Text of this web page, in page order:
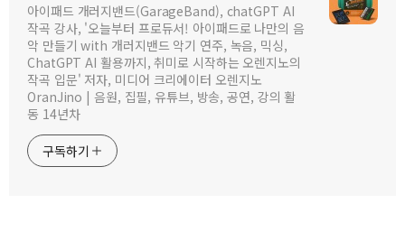
아이패드 개러지밴드(GarageBand), chatGPT AI
작곡 강사, '오늘부터 프로듀서! 아이패드로 나만의 음
악 만들기 with 개러지밴드 악기 연주, 녹음, 믹싱,
ChatGPT AI 활용까지, 취미로 시작하는 오렌지노의
작곡 입문' 저자, 미디어 크리에이터 오렌지노
OranJino | 음원, 집필, 유튜브, 방송, 공연, 강의 활
동 14년차
구독하기